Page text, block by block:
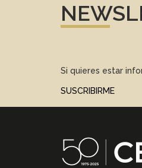
Si quieres estar
SUSCRIBIRME